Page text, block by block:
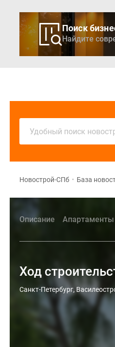
Поиск
Найдите
Удобный поиск
Новострой-СПб • База
Описание Апартаменты
Ход
Санкт-Петербург,